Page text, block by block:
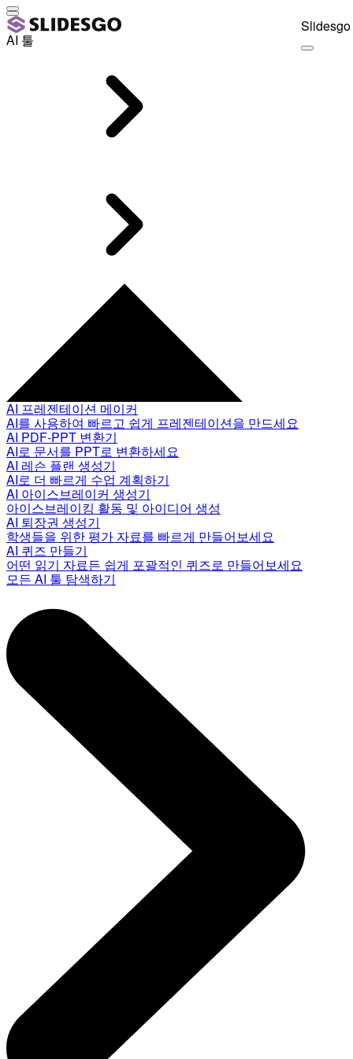
AI 툴
AI 프레젠테이션 메이커
AI를 사용하여 빠르고 쉽게 프레젠테이션을 만드세요
AI PDF-PPT 변환기
AI로 문서를 PPT로 변환하세요
AI 레슨 플랜 생성기
AI로 더 빠르게 수업 계획하기
AI 아이스브레이커 생성기
아이스브레이킹 활동 및 아이디어 생성
AI 퇴장권 생성기
학생들을 위한 평가 자료를 빠르게 만들어보세요
AI 퀴즈 만들기
어떤 읽기 자료든 쉽게 포괄적인 퀴즈로 만들어보세요
모든 AI 툴 탐색하기